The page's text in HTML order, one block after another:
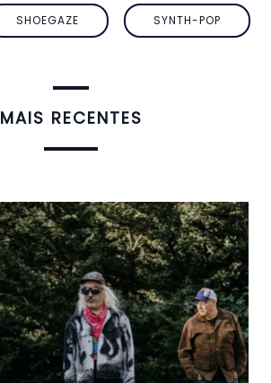
SHOEGAZE SYNTH-POP
MAIS RECENTES